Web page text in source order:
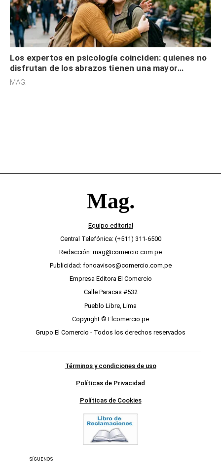
Los expertos en psicología coinciden: quienes no
disfrutan de los abrazos tienen una mayor
sensibilidad a los estímulos físicos y no es por
MAG.
Equipo editorial
Central Telefónica: (+511) 311-6500
Redacción: mag@comercio.com.pe
Publicidad: fonoavisos@comercio.com.pe
Empresa Editora El Comercio
Calle Paracas #532
Pueblo Libre, Lima
Copyright © Elcomercio.pe
Grupo El Comercio - Todos los derechos reservados
Términos y condiciones de uso
Políticas de Privacidad
Políticas de Cookies
SÍGUENOS